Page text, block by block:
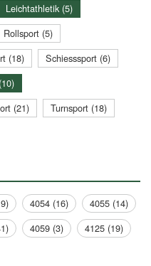
Leichtathletik (5)
Rollsport (5)
(18)
Schiesssport (6)
(21)
Turnsport (18)
4054 (16)
4055 (14)
4059 (3)
4125 (19)